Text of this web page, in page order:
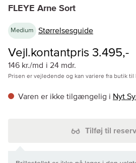
FLEYE Arne Sort
Medium Størrelsesguide
Vejl.kontantpris 3.495,-
146 kr./md i 24 mdr.
Prisen er vejledende og kan variere fra butik til
Varen er ikke tilgængelig i Nyt
Tilføj til